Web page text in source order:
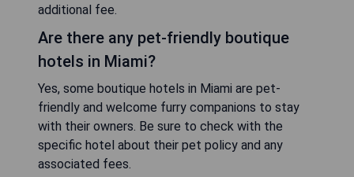
additional fee.
Are there any pet-friendly boutique
hotels in Miami?
Yes, some boutique hotels in Miami are pet-
friendly and welcome furry companions to stay
with their owners. Be sure to check with the
specific hotel about their pet policy and any
associated fees.